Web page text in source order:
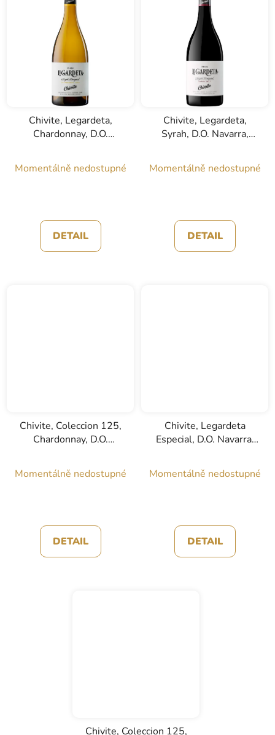
Chivite, Legardeta,
Chardonnay, D.O.
Momentálně nedostupné
DETAIL
Chivite, Legardeta,
Syrah, D.O. Navarra,
Momentálně nedostupné
DETAIL
Chivite, Coleccion 125,
Chardonnay, D.O.
Momentálně nedostupné
DETAIL
Chivite, Legardeta
Especial, D.O. Navarra,
Momentálně nedostupné
DETAIL
Chivite, Coleccion 125,